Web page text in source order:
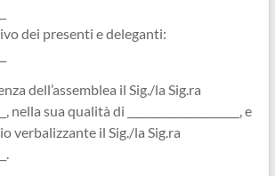
dei presenti e deleganti:
dell’assemblea il Sig./la Sig.ra
nella sua qualità di _____________________, e
verbalizzante il Sig./la Sig.ra